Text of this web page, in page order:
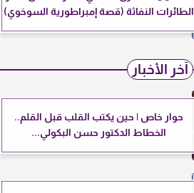
الطائرات النفاثة (قصة إمبراطورية السوخوي)
آخر الأخبار
حوار خاص | حين يكتب القلب قبل القلم..
الخطاط الدكتور حسن البكولي...